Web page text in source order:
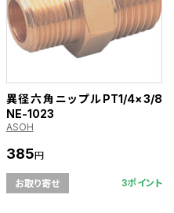
異径六角ニップルPT1/4×3/8
NE-1023
ASOH
385円
お取り寄せ 3ポイント